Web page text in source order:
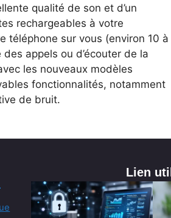
qualité de son et d’un
rechargeables à votre
téléphone sur vous (environ 10 à
appels ou d’écouter de la
les nouveaux modèles
fonctionnalités, notamment
de bruit.
Lien